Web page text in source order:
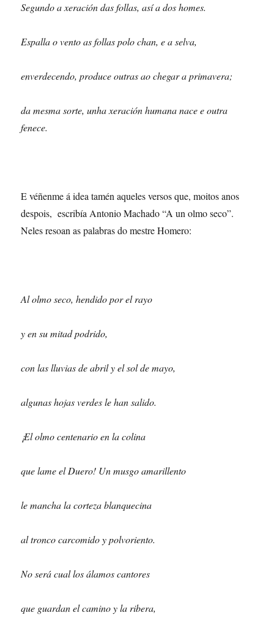
Segundo a xeración das follas, así a dos homes.
Espalla o vento as follas polo chan, e a selva,
enverdecendo, produce outras ao chegar a primavera;
da mesma sorte, unha xeración humana nace e outra
fenece.
E véñenme á idea tamén aqueles versos que, moitos anos
despois, escribía Antonio Machado “A un olmo seco”.
Neles resoan as palabras do mestre Homero:
Al olmo seco, hendido por el rayo
y en su mitad podrido,
con las lluvias de abril y el sol de mayo,
algunas hojas verdes le han salido.
¡El olmo centenario en la colina
que lame el Duero! Un musgo amarillento
le mancha la corteza blanquecina
al tronco carcomido y polvoriento.
No será cual los álamos cantores
que guardan el camino y la ribera,